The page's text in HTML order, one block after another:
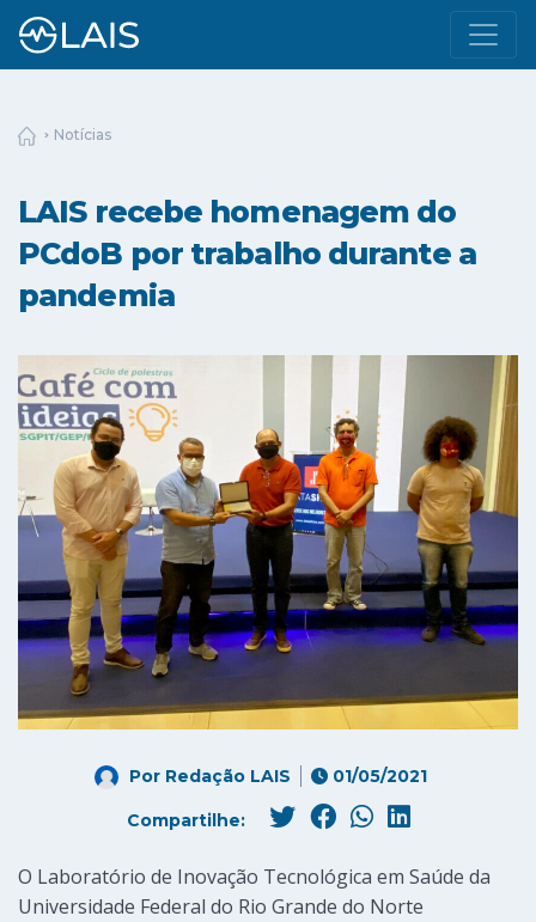
Notícias
LAIS recebe homenagem do
PCdoB por trabalho durante a
pandemia
Por Redação LAIS 01/05/2021
Compartilhe:
O Laboratório de Inovação Tecnológica em Saúde da
Universidade Federal do Rio Grande do Norte